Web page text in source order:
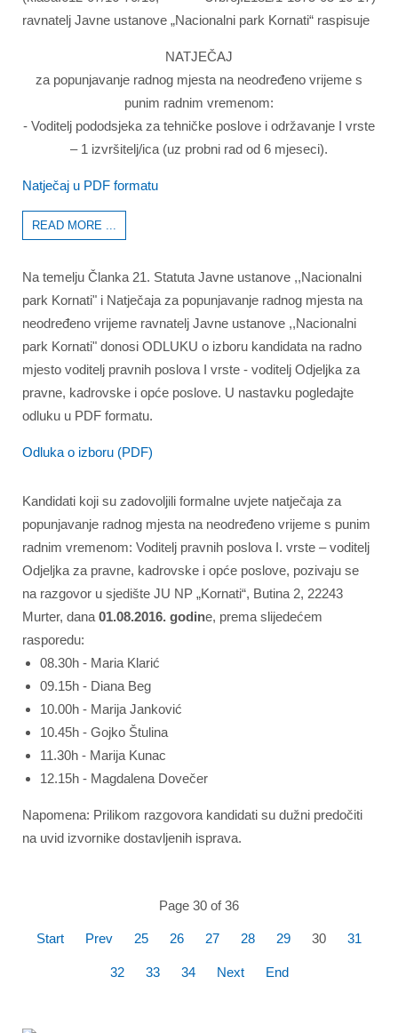
ravnatelj Javne ustanove „Nacionalni park Kornati“ raspisuje
NATJEČAJ
za popunjavanje radnog mjesta na neodređeno vrijeme s
punim radnim vremenom:
- Voditelj pododsjeka za tehničke poslove i održavanje I vrste
– 1 izvršitelj/ica (uz probni rad od 6 mjeseci).
Natječaj u PDF formatu
READ MORE ...
Na temelju Članka 21. Statuta Javne ustanove ,,Nacionalni
park Kornati" i Natječaja za popunjavanje radnog mjesta na
neodređeno vrijeme ravnatelj Javne ustanove ,,Nacionalni
park Kornati" donosi ODLUKU o izboru kandidata na radno
mjesto voditelj pravnih poslova I vrste - voditelj Odjeljka za
pravne, kadrovske i opće poslove. U nastavku pogledajte
odluku u PDF formatu.
Odluka o izboru (PDF)
Kandidati koji su zadovoljili formalne uvjete natječaja za
popunjavanje radnog mjesta na neodređeno vrijeme s punim
radnim vremenom: Voditelj pravnih poslova I. vrste – voditelj
Odjeljka za pravne, kadrovske i opće poslove, pozivaju se
na razgovor u sjedište JU NP „Kornati“, Butina 2, 22243
Murter, dana 01.08.2016. godine, prema slijedećem
rasporedu:
08.30h - Maria Klarić
09.15h - Diana Beg
10.00h - Marija Janković
10.45h - Gojko Štulina
11.30h - Marija Kunac
12.15h - Magdalena Dovečer
Napomena: Prilikom razgovora kandidati su dužni predočiti
na uvid izvornike dostavljenih isprava.
Page 30 of 36
Start Prev 25 26 27 28 29 30 31
32 33 34 Next End